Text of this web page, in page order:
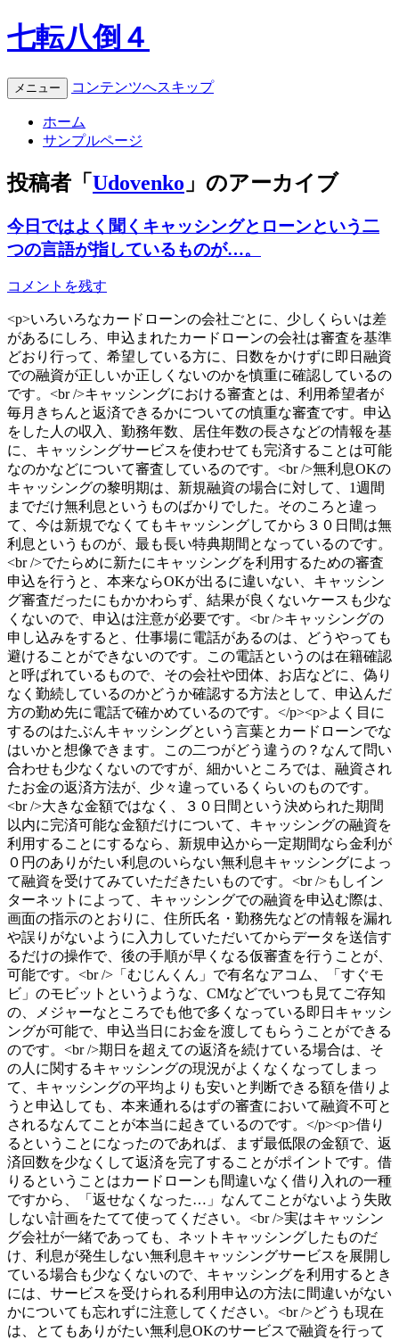
七転八倒４
メニュー コンテンツへスキップ
ホーム
サンプルページ
投稿者「 Udovenko 」のアーカイブ
今日ではよく聞くキャッシングとローンという二
つの言語が指しているものが…。
コメントを残す
<p>いろいろなカードローンの会社ごとに、少しくらいは差
があるにしろ、申込まれたカードローンの会社は審査を基準
どおり行って、希望している方に、日数をかけずに即日融資
での融資が正しいか正しくないのかを慎重に確認しているの
です。<br />キャッシングにおける審査とは、利用希望者が
毎月きちんと返済できるかについての慎重な審査です。申込
をした人の収入、勤務年数、居住年数の長さなどの情報を基
に、キャッシングサービスを使わせても完済することは可能
なのかなどについて審査しているのです。<br />無利息OKの
キャッシングの黎明期は、新規融資の場合に対して、1週間
までだけ無利息というものばかりでした。そのころと違っ
て、今は新規でなくてもキャッシングしてから３０日間は無
利息というものが、最も長い特典期間となっているのです。
<br />でたらめに新たにキャッシングを利用するための審査
申込を行うと、本来ならOKが出るに違いない、キャッシン
グ審査だったにもかかわらず、結果が良くないケースも少な
くないので、申込は注意が必要です。<br />キャッシングの
申し込みをすると、仕事場に電話があるのは、どうやっても
避けることができないのです。この電話というのは在籍確認
と呼ばれているもので、その会社や団体、お店などに、偽り
なく勤続しているのかどうか確認する方法として、申込んだ
方の勤め先に電話で確かめているのです。</p><p>よく目に
するのはたぶんキャッシングという言葉とカードローンでな
はいかと想像できます。この二つがどう違うの？なんて問い
合わせも少なくないのですが、細かいところでは、融資され
たお金の返済方法が、少々違っているくらいのものです。
<br />大きな金額ではなく、３０日間という決められた期間
以内に完済可能な金額だけについて、キャッシングの融資を
利用することにするなら、新規申込から一定期間なら金利が
０円のありがたい利息のいらない無利息キャッシングによっ
て融資を受けてみていただきたいものです。<br />もしイン
ターネットによって、キャッシングでの融資を申込む際は、
画面の指示のとおりに、住所氏名・勤務先などの情報を漏れ
や誤りがないように入力していただいてからデータを送信す
るだけの操作で、後の手順が早くなる仮審査を行うことが、
可能です。<br />「むじんくん」で有名なアコム、「すぐモ
ビ」のモビットというような、CMなどでいつも見てご存知
の、メジャーなところでも他で多くなっている即日キャッシ
ングが可能で、申込当日にお金を渡してもらうことができる
のです。<br />期日を超えての返済を続けている場合は、そ
の人に関するキャッシングの現況がよくなくなってしまっ
て、キャッシングの平均よりも安いと判断できる額を借りよ
うと申込しても、本来通れるはずの審査において融資不可と
されるなんてことが本当に起きているのです。</p><p>借り
るということになったのであれば、まず最低限の金額で、返
済回数を少なくして返済を完了することがポイントです。借
りるということはカードローンも間違いなく借り入れの一種
ですから、「返せなくなった…」なんてことがないよう失敗
しない計画をたてて使ってください。<br />実はキャッシン
グ会社が一緒であっても、ネットキャッシングしたものだ
け、利息が発生しない無利息キャッシングサービスを展開し
ている場合も少なくないので、キャッシングを利用するとき
には、サービスを受けられる利用申込の方法に間違いがない
かについても忘れずに注意してください。<br />どうも現在
は、とてもありがたい無利息OKのサービスで融資を行って